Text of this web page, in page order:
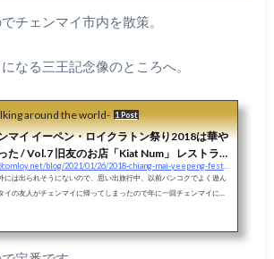
チェンマイ市内を散策。
なる三王記念像のところへ。
around the world- 1 Post
マイ イーペン・ロイクラトン祭り2018は華や
た / Vol.7 旧友のお店「Kiat Num」 レストラン
てチェンマイ市内をバイクで散策
https://comloy.net/blog/2021/01/26/2018-chiang-mai-yeepeng-festival07
には出られそうにないので、思い出旅行中。以前バンコクでよく遊ん
イの友人がチェンマイに帰ってしまったので年に一回チェンマイに来
いるひともいてそこでご飯を食べることにしました。市街地から少し
るのですが、位置情報を送ってもらえればGrabを使えば連れて行って